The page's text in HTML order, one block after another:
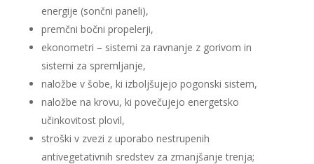
energije (sončni paneli),
premčni bočni propelerji,
ekonometri – sistemi za ravnanje z gorivom in
sistemi za spremljanje,
naložbe v šobe, ki izboljšujejo pogonski sistem,
naložbe na krovu, ki povečujejo energetsko
učinkovitost plovil,
stroški v zvezi z uporabo nestrupenih
antivegetativnih sredstev za zmanjšanje trenja;